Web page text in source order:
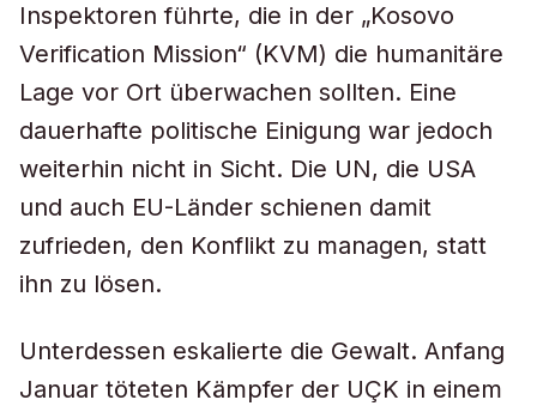
Inspektoren führte, die in der „Kosovo
Verification Mission“ (KVM) die humanitäre
Lage vor Ort überwachen sollten. Eine
dauerhafte politische Einigung war jedoch
weiterhin nicht in Sicht. Die UN, die USA
und auch EU-Länder schienen damit
zufrieden, den Konflikt zu managen, statt
ihn zu lösen.
Unterdessen eskalierte die Gewalt. Anfang
Januar töteten Kämpfer der UÇK in einem